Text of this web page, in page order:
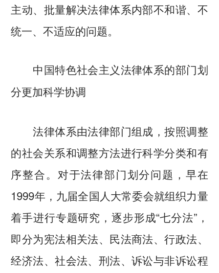
主动、批量解决法律体系内部不和谐、不
统一、不适应的问题。
中国特色社会主义法律体系的部门划
分更加科学协调
法律体系由法律部门组成，按照调整
的社会关系和调整方法进行科学分类和有
序整合。对于法律部门划分问题，早在
1999年，九届全国人大常委会就组织力量
着手进行专题研究，逐步形成“七分法”，
即分为宪法相关法、民法商法、行政法、
经济法、社会法、刑法、诉讼与非诉讼程